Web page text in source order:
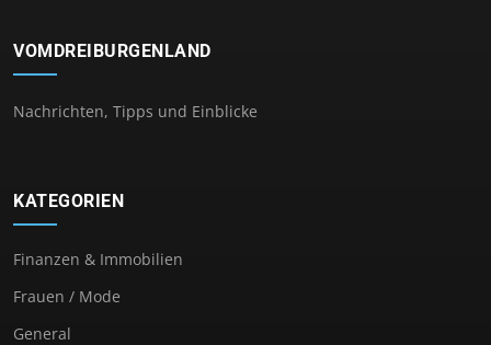
VOMDREIBURGENLAND
Nachrichten, Tipps und Einblicke
KATEGORIEN
Finanzen & Immobilien
Frauen / Mode
General